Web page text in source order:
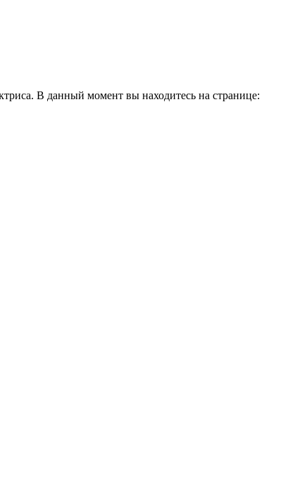
В данный момент вы находитесь на странице: